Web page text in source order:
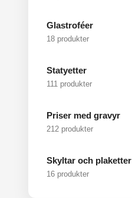
Glastroféer
18 produkter
Statyetter
111 produkter
Priser med gravyr
212 produkter
Skyltar och plaketter
16 produkter